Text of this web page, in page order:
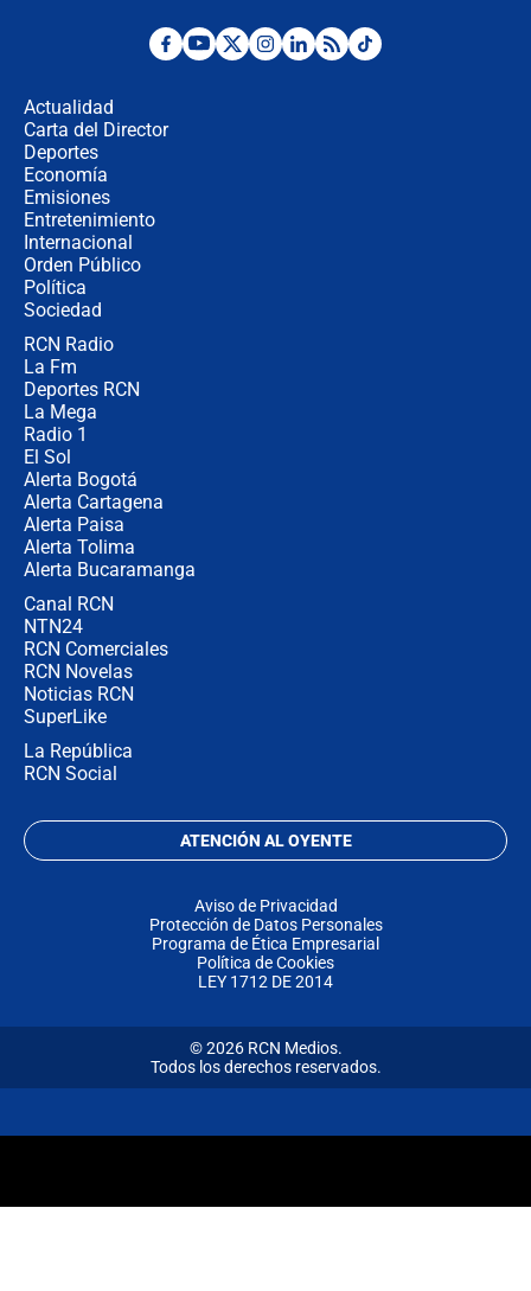
Posesión de Abelardo De La Espriella
Actualidad
Carta del Director
Deportes
Economía
Emisiones
Entretenimiento
Internacional
Orden Público
Política
Sociedad
RCN Radio
La Fm
Deportes RCN
La Mega
Radio 1
El Sol
Alerta Bogotá
Alerta Cartagena
Alerta Paisa
Alerta Tolima
Alerta Bucaramanga
Canal RCN
NTN24
RCN Comerciales
RCN Novelas
Noticias RCN
SuperLike
La República
RCN Social
ATENCIÓN AL OYENTE
Aviso de Privacidad
Protección de Datos Personales
Programa de Ética Empresarial
Política de Cookies
LEY 1712 DE 2014
© 2026 RCN Medios.
Todos los derechos reservados.